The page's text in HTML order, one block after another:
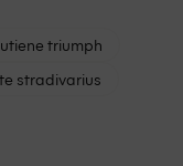
triumph
stradivarius